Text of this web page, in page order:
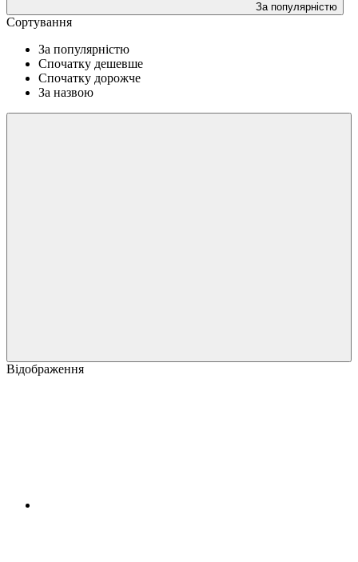
За популярністю
Сортування
За популярністю
Спочатку дешевше
Спочатку дорожче
За назвою
Відображення